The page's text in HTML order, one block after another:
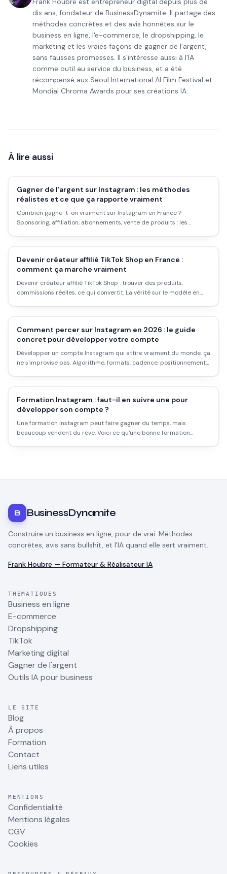
dix ans, fondateur de BusinessDynamite. Il partage des
méthodes concrètes et des avis honnêtes sur le
business en ligne, l'e-commerce, le dropshipping, le
marketing et les vraies façons de gagner de l'argent,
sans fausses promesses. Il s'intéresse aussi à l'IA
comme outil au service du business, et a été
récompensé aux Seoul International AI Film Festival et
Mondial Chroma Awards pour ses créations IA.
À lire aussi
Gagner de l'argent sur Instagram : les méthodes
réalistes et ce que ça rapporte vraiment
Combien gagne-t-on vraiment sur Instagram en France ?
Sponsoring, affiliation, abonnements, vente de produits : les
Devenir créateur affilié TikTok Shop en France :
comment ça marche vraiment
Devenir créateur affilié TikTok Shop : trouver des produits,
commissions réelles, ce qui convertit. La vérité sur le modèle en
Comment percer sur Instagram en 2026 : le guide
concret pour développer votre compte
Développer un compte Instagram qui attire vraiment du monde, ça
ne s'improvise pas. Algorithme, formats, cadence, positionnement :
Formation Instagram : faut-il en suivre une pour
développer son compte ?
Une formation Instagram peut faire gagner du temps, mais
beaucoup vendent du rêve. Voici ce qu'une bonne formation
B BusinessDynamite
Construire un business en ligne, pour de vrai. Méthodes
concrètes, avis sans bullshit, et l'IA quand elle sert vraiment.
Frank Houbre — Formateur & Réalisateur IA
THÉMATIQUES
Business en ligne
E-commerce
Dropshipping
TikTok
Marketing digital
Gagner de l'argent
Outils IA pour business
LE SITE
Blog
À propos
Formation
Contact
Liens utiles
MENTIONS
Confidentialité
Mentions légales
CGV
Cookies